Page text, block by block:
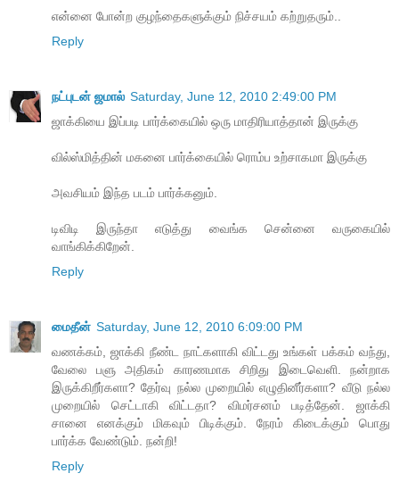
என்னை போன்ற‌ குழந்தைகளுக்கும் நிச்சயம் கற்றுதரும்..
Reply
நட்புடன் ஜமால் Saturday, June 12, 2010 2:49:00 PM
ஜாக்கியை இப்படி பார்க்கையில் ஒரு மாதிரியாத்தான் இருக்கு
வில்ஸ்மித்தின் மகனை பார்க்கையில் ரொம்ப உற்சாகமா இருக்கு
அவசியம் இந்த படம் பார்க்கனும்.
டிவிடி இருந்தா எடுத்து வைங்க சென்னை வருகையில்
வாங்கிக்கிறேன்.
Reply
மைதீன் Saturday, June 12, 2010 6:09:00 PM
வணக்கம், ஜாக்கி நீண்ட நாட்களாகி விட்டது உங்கள் பக்கம் வந்து,
வேலை பளு அதிகம் காரணமாக சிறிது இடைவெளி. நன்றாக
இருக்கிறீர்களா? தேர்வு நல்ல முறையில் எழுதினீர்களா? வீடு நல்ல
முறையில் செட்டாகி விட்டதா? விமர்சனம் படித்தேன். ஜாக்கி
சானை எனக்கும் மிகவும் பிடிக்கும். நேரம் கிடைக்கும் பொது
பார்க்க வேண்டும். நன்றி!
Reply